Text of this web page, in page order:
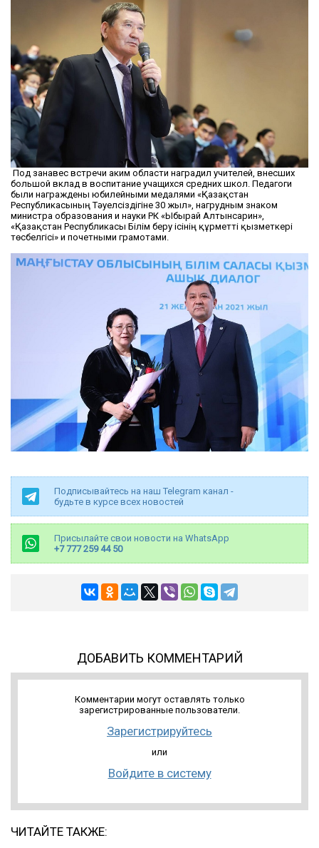
Под занавес встречи аким области наградил учителей, внесших
большой вклад в воспитание учащихся средних школ. Педагоги
были награждены юбилейными медалями «Қазақстан
Республикасының Тәуелсіздігіне 30 жыл», нагрудным знаком
министра образования и науки РК «Ыбырай Алтынсарин»,
«Қазақстан Республикасы Білім беру ісінің құрметті қызметкері
төсбелгісі» и почетными грамотами.
Подписывайтесь на наш Telegram канал -
будьте в курсе всех новостей
Присылайте свои новости на WhatsApp
+7 777 259 44 50
ДОБАВИТЬ КОММЕНТАРИЙ
Комментарии могут оставлять только
зарегистрированные пользователи.
Зарегистрируйтесь
или
Войдите в систему
ЧИТАЙТЕ ТАКЖЕ: